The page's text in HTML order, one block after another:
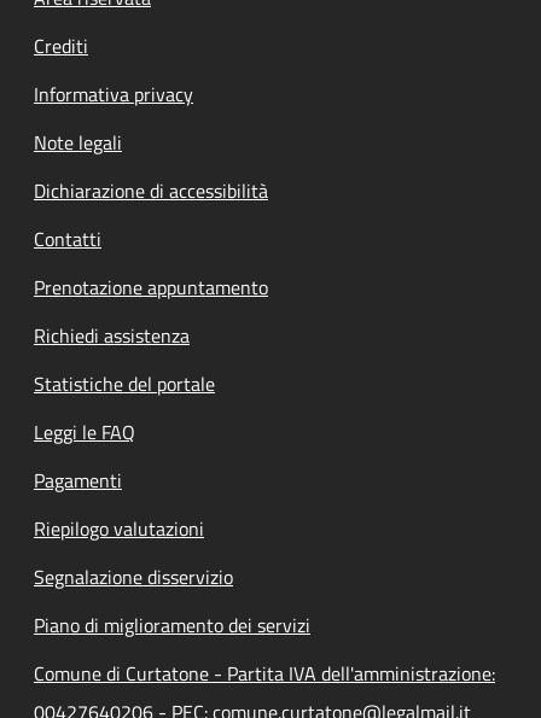
Crediti
Informativa privacy
Note legali
Dichiarazione di accessibilità
Contatti
Prenotazione appuntamento
Richiedi assistenza
Statistiche del portale
Leggi le FAQ
Pagamenti
Riepilogo valutazioni
Segnalazione disservizio
Piano di miglioramento dei servizi
Comune di Curtatone - Partita IVA dell'amministrazione:
00427640206 - PEC: comune.curtatone@legalmail.it